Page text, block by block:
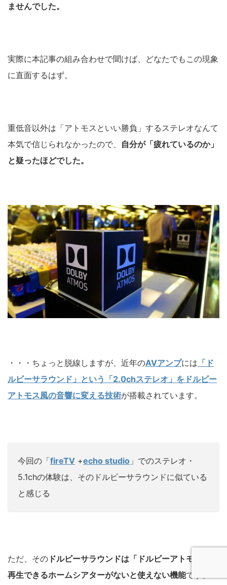
ませんでした。
実際に本記事の組み合わせで聞けば、どなたでもこの現象
に直面するはず。
重低音以外は「アトモスといい勝負」するステレオなんて
本気で信じられなかったので、 自分が「疲れているのか」
と疑ったほどでした。
・・・ちょっと脱線しますが、近年のAVアンプには 「ド
ルビーサラウンド」という「2.0chステレオ」をドルビー
アトモス風の音響に変える技術が搭載されています。
今回の「fireTV +echo studio 」でのステレオ・
5.1chの体験は、そのドルビーサラウンドに似ている
と感じる
ただ、その ドルビーサラウンドは「ドルビーアトモス」を
再生できるホームシアターがないと使えない機能です。